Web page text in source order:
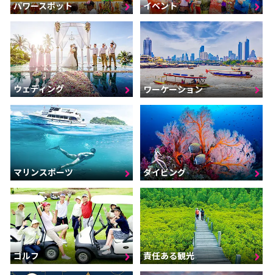
パワースポット イベント
ウェディング ワーケーション
マリンスポーツ ダイビング
ゴルフ 責任ある観光